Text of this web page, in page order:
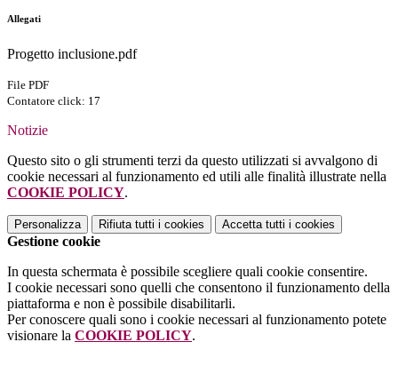
Allegati
Progetto inclusione.pdf
File PDF
Contatore click: 17
Notizie
Questo sito o gli strumenti terzi da questo utilizzati si avvalgono di
cookie necessari al funzionamento ed utili alle finalità illustrate nella
COOKIE POLICY.
Personalizza Rifiuta tutti i cookies Accetta tutti i cookies
Gestione cookie
In questa schermata è possibile scegliere quali cookie consentire.
I cookie necessari sono quelli che consentono il funzionamento della
piattaforma e non è possibile disabilitarli.
Per conoscere quali sono i cookie necessari al funzionamento potete
visionare la COOKIE POLICY.